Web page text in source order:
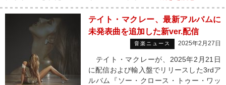
テイト・マクレー、最新アルバムに
未発表曲を追加した新ver.配信
音楽ニュース 2025年2月27日
テイト・マクレーが、2025年2月21日
に配信および輸入盤でリリースした3rdア
ルバム『ソー・クロース・トゥー・ワッ